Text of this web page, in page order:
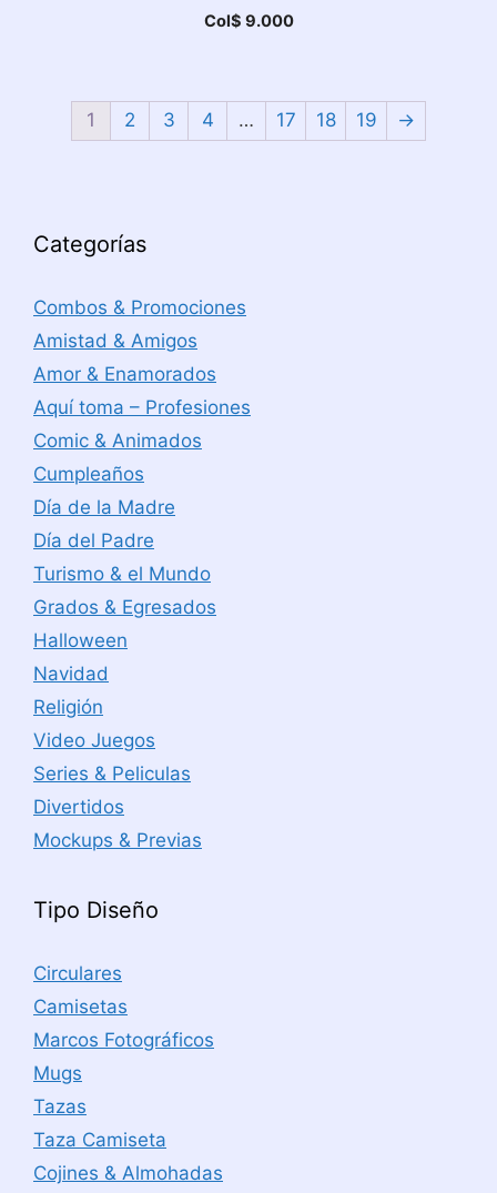
Col$ 9.000
1 2 3 4 … 17 18 19 →
Categorías
Combos & Promociones
Amistad & Amigos
Amor & Enamorados
Aquí toma – Profesiones
Comic & Animados
Cumpleaños
Día de la Madre
Día del Padre
Turismo & el Mundo
Grados & Egresados
Halloween
Navidad
Religión
Video Juegos
Series & Peliculas
Divertidos
Mockups & Previas
Tipo Diseño
Circulares
Camisetas
Marcos Fotográficos
Mugs
Tazas
Taza Camiseta
Cojines & Almohadas